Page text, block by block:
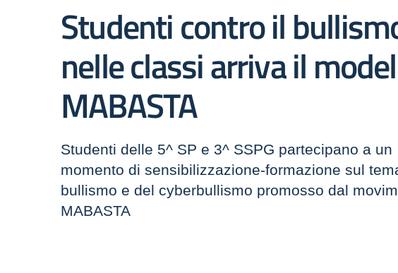
Studenti contro il
nelle classi arriva il
MABASTA
Studenti delle 5^ SP e 3^ SSPG partecipano a un
momento di sensibilizzazione-formazione sul
bullismo e del cyberbullismo promosso dal
MABASTA